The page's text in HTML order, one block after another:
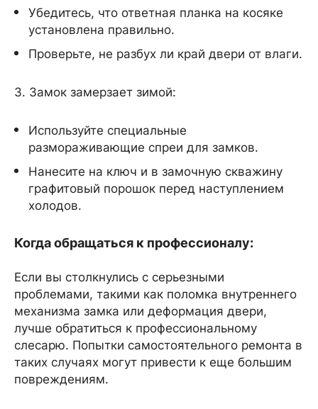
Убедитесь, что ответная планка на косяке
установлена правильно.
Проверьте, не разбух ли край двери от влаги.
3. Замок замерзает зимой:
Используйте специальные
размораживающие спреи для замков.
Нанесите на ключ и в замочную скважину
графитовый порошок перед наступлением
холодов.
Когда обращаться к профессионалу:
Если вы столкнулись с серьезными
проблемами, такими как поломка внутреннего
механизма замка или деформация двери,
лучше обратиться к профессиональному
слесарю. Попытки самостоятельного ремонта в
таких случаях могут привести к еще большим
повреждениям.